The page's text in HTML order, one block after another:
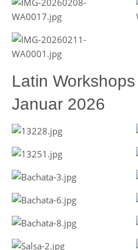
Latin
Januar 2026